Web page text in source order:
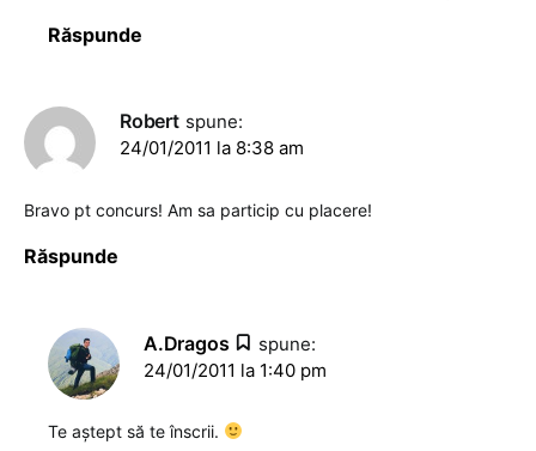
Răspunde
Robert spune:
24/01/2011 la 8:38 am
Bravo pt concurs! Am sa particip cu placere!
Răspunde
A.Dragos
spune:
24/01/2011 la 1:40 pm
Te aştept să te înscrii.